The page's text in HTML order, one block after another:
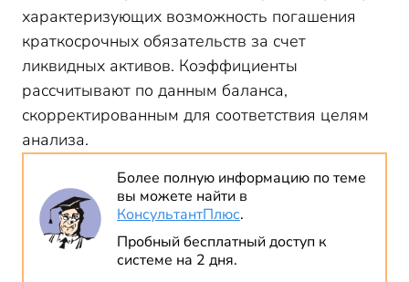
характеризующих возможность погашения
краткосрочных обязательств за счет
ликвидных активов. Коэффициенты
рассчитывают по данным баланса,
скорректированным для соответствия целям
анализа.
Более полную информацию по теме
вы можете найти в
КонсультантПлюс.
Пробный бесплатный доступ к
системе на 2 дня.